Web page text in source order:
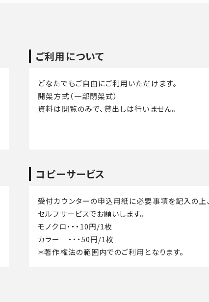
ご利用について
どなたでもご自由にご利用いただけます。
開架方式（一部閉架式）
資料は閲覧のみで、貸出しは行いません。
コピーサービス
受付カウンターの申込用紙に必要事項を記入の上、
セルフサービスでお願いします。
モノクロ・・・10円/1枚
カラー ・・・50円/1枚
＊著作権法の範囲内でのご利用となります。